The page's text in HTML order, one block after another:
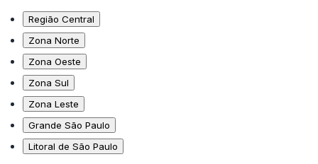
Região Central
Zona Norte
Zona Oeste
Zona Sul
Zona Leste
Grande São Paulo
Litoral de São Paulo